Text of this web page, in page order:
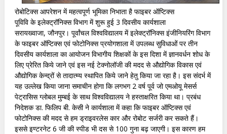
रोबोटिक्स आपरेशन में महत्वपूर्ण भूमिका निभाता है फाइबर ऑप्टिक्स
पूविवि के इलेक्ट्रॉनिक्स विभाग में शुरू हुई 3 दिवसीय कार्यशाला
सरायख्वाजा, जौनपुर। पूर्वांचल विश्वविद्यालय में इलेक्ट्रॉनिक्स इंजीनियरिंग विभाग
के फाइबर ऑप्टिक्स एवं फोटोनिक्स प्रयोगशाला में उपलब्ध सुविधाओं पर तीन
दिवसीय कार्यशाला का आयोजन विभागीय शिक्षकों के इस दिशा में ज्ञानवर्धन शोध के
लिए प्रेरित किये जाने एवं इस नई टेक्नोलॉजी की मदद से औद्योगिक विकास एवं
औद्योगिक केन्द्रों से तादात्म्य स्थापित किये जाने हेतु किया जा रहा है। इस संदर्भ में
यह उल्लेख किया जाना समाचीन होगा कि लगभग 2 वर्ष पूर्व जो एमओयू मेसर्स
पेट्रासिस ग्लोबल मुम्बई के साथ विश्वविद्यालय ने हस्ताक्षरित किया था। प्रबंध
निदेशक डा. फिलिप बी. केसी ने कार्यशाला में कहा कि फाइबर ऑप्टिक्स एवं
फोटोनिक्स की मदद से हम ड्राइवरलेस कार और रोबोट सर्जरी कर सकते हैं।
इससे इण्टरनेट 6 जी की स्पीड भी दस से 100 गुना बढ़ जाएगी। इस कारण हम